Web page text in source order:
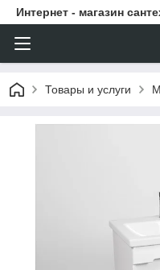
Интернет - магазин
Товары и услуги